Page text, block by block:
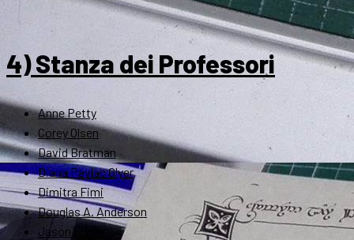
4) Stanza dei Professori
Anne Petty
Corey Olsen
David Bratman
Diana Pavlac Glyer
Dimitra Fimi
Douglas A. Anderson
Jason Fisher